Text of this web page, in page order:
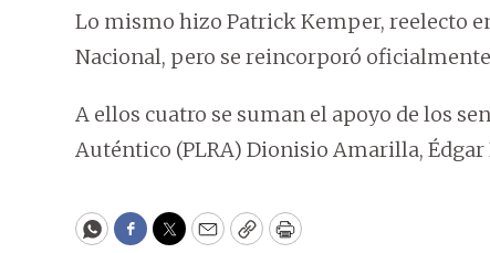
Lo mismo hizo Patrick Kemper, reelecto
Nacional, pero se reincorporó
A ellos cuatro se suman el apoyo de los
Auténtico (PLRA) Dionisio Amarilla,
WhatsApp
Facebook
Twitter
EmailCopyPrint